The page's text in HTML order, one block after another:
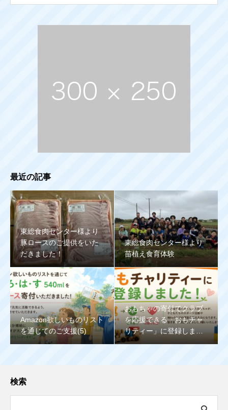
最近の記事
東総食肉センター様より
豚ロースのご提供をいた
だきました！
東総食肉センター様より
苗植え食育体験
Amazon欲しいものリスト
を通じてのご支援(5)
おもちゃの寄付でクラブ
を応援できる「おもチャ
リティー」に登録しまし
た
検索